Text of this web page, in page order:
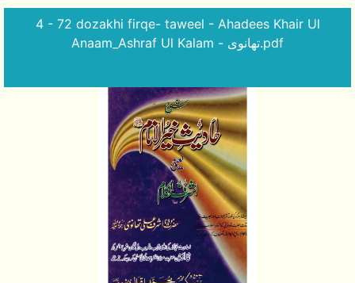
4 - 72 dozakhi firqe- taweel - Ahadees Khair Ul
Anaam_Ashraf Ul Kalam - تھانوی.pdf